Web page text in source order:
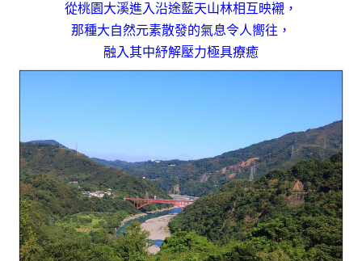
從桃園大溪進入沿途藍天山林相互映襯，
那種大自然元素散發的氣息令人嚮往，
融入其中紓解壓力極具療癒